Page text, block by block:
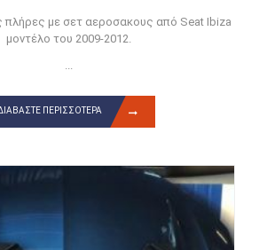
πλήρες με σετ αεροσακους από Seat Ibiza
μοντέλο του 2009-2012.
ΠΕΡΙΣΣΌΤΕΡΑ